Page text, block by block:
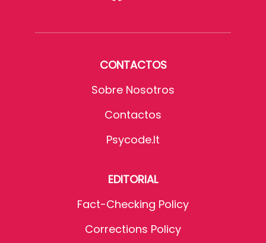
CONTACTOS
Sobre Nosotros
Contactos
Psycode.it
EDITORIAL
Fact-Checking Policy
Corrections Policy